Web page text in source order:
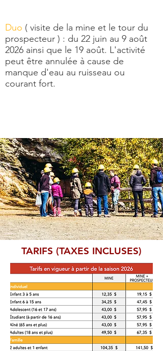
Duo ( visite de la mine et le tour du
prospecteur ) : du 22 juin au 9 août
2026 ainsi que le 19 août. L'activité
peut être annulée à cause de
manque d'eau au ruisseau ou
courant fort.
TARIFS (TAXES INCLUSES)